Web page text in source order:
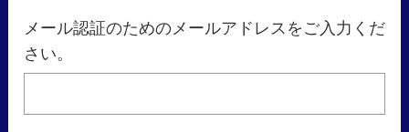
メール認証のためのメールアドレスをご入力くだ
さい。